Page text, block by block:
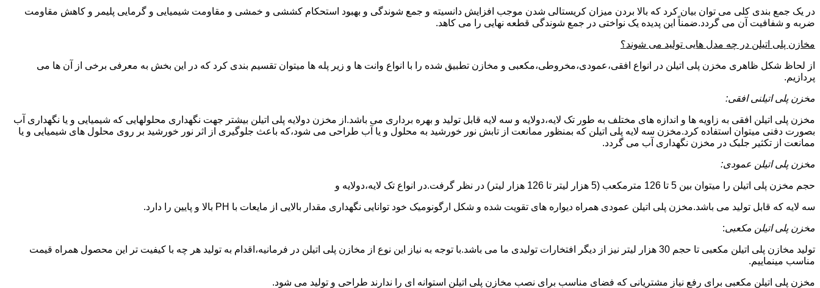
در یک جمع بندی کلی می توان بیان کرد که بالا بردن میزان کریستالی شدن موجب افزایش دانسیته و جمع شوندگی و بهبود استحکام کششی و خمشی و مقاومت شیمیایی و گرمایی پلیمر و کاهش مقاومت
ضربه و شفافیت آن می گردد.ضمناً این پدیده یک نواختی در جمع شوندگی قطعه نهایی را می کاهد.
مخازن پلی اتیلن در چه مدل هایی تولید می شوند؟
از لحاظ شکل ظاهری مخزن پلی اتیلن در انواع افقی،عمودی،مخروطی،مکعبی و مخازن تطبیق شده را با انواع وانت ها و زیر پله ها میتوان تقسیم بندی کرد که در این بخش به معرفی برخی از آن ها می
پردازیم.
مخزن پلی اتیلنی افقی:
مخزن پلی اتیلن افقی به زاویه ها و اندازه های مختلف به طور تک لایه،دولایه و سه لایه قابل تولید و بهره برداری می باشد.از مخزن دولایه پلی اتیلن بیشتر جهت نگهداری محلولهایی که شیمیایی و یا نگهداری آب
بصورت دفنی میتوان استفاده کرد.مخزن سه لایه پلی اتیلن که بمنظور ممانعت از تابش نور خورشید به محلول و یا آب طراحی می شود،که باعث جلوگیری از اثر نور خورشید بر روی محلول های شیمیایی و یا
ممانعت از تکثیر جلبک در مخزن نگهداری آب می گردد.
مخزن پلی اتیلن عمودی:
حجم مخزن پلی اتیلن را میتوان بین 5 تا 126 مترمکعب (5 هزار لیتر تا 126 هزار لیتر) در نظر گرفت.در انواع تک لایه،دولایه و
سه لایه که قابل تولید می باشد.مخزن پلی اتیلن عمودی همراه دیواره های تقویت شده و شکل ارگونومیک خود توانایی نگهداری مقدار بالایی از مایعات با PH بالا و پایین را دارد.
مخزن پلی اتیلن مکعبی:
تولید مخازن پلی اتیلن مکعبی تا حجم 30 هزار لیتر نیز از دیگر افتخارات تولیدی ما می باشد.با توجه به نیاز این نوع از مخازن پلی اتیلن در فرمانیه،اقدام به تولید هر چه با کیفیت تر این محصول همراه قیمت
مناسب مینماییم.
مخزن پلی اتیلن مکعبی برای رفع نیاز مشتریانی که فضای مناسب برای نصب مخازن پلی اتیلن استوانه ای را ندارند طراحی و تولید می شود.